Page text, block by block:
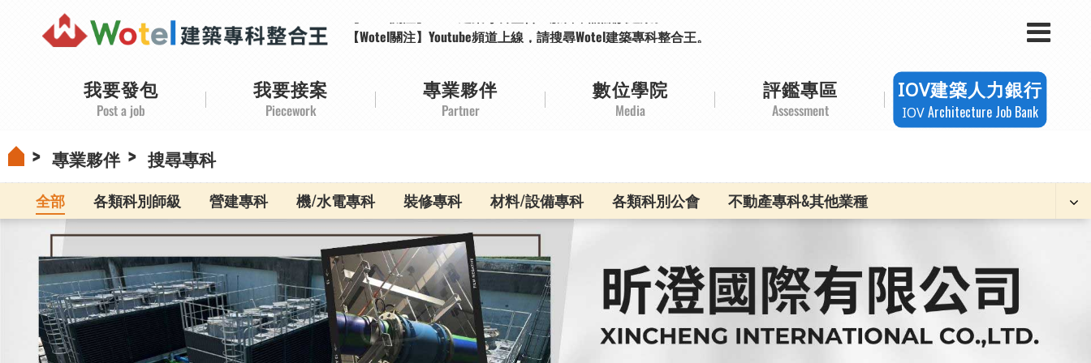
【Wotel關注】Youtube頻道上線，請搜尋Wotel建築專科整合王。
我要發包
Post a job
我要接案
Piecework
專業夥伴
Partner
數位學院
Media
評鑑專區
Assessment
IOV建築人力銀行
IOVArchitecture Job Bank
全部 各類科別師級 營建專科 機/水電專科 裝修專科 材料/設備專科 各類科別公會 不動產專科&其他業種
專業夥伴 搜尋專科